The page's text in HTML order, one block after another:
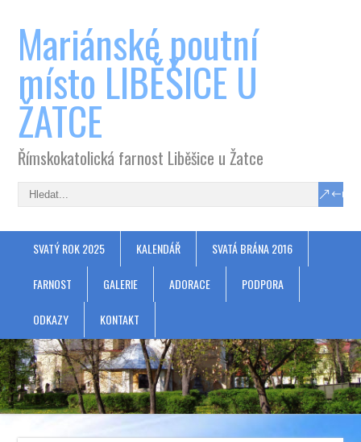
Mariánské poutní
místo LIBĚŠICE U
ŽATCE
Římskokatolická farnost Liběšice u Žatce
SVATÝ ROK 2025 KALENDÁŘ SVATÁ BRÁNA 2016
FARNOST GALERIE ADORACE PODPORA
ODKAZY KONTAKT